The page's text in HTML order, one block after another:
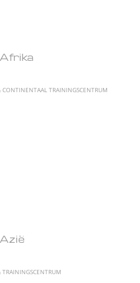
CONTINENTAAL TRAININGSCENTRUM
TRAININGSCENTRUM